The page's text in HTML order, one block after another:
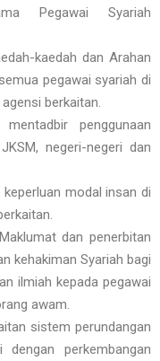
Pegawai Syariah
kaedah dan Arahan
pegawai syariah di
berkaitan.
penggunaan
negeri-negeri dan
modal insan di
dan penerbitan
kehakiman Syariah bagi
ilmiah kepada pegawai
awam.
sistem perundangan
perkembangan